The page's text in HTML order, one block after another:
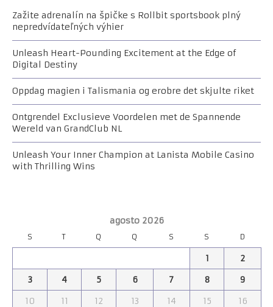
Zažite adrenalín na špičke s Rollbit sportsbook plný
nepredvídateľných výhier
Unleash Heart-Pounding Excitement at the Edge of
Digital Destiny
Oppdag magien i Talismania og erobre det skjulte riket
Ontgrendel Exclusieve Voordelen met de Spannende
Wereld van GrandClub NL
Unleash Your Inner Champion at Lanista Mobile Casino
with Thrilling Wins
agosto 2026
S T Q Q S S D
1
2
3
4 5 6 7 8
9
10
11 12 13 14 15
16